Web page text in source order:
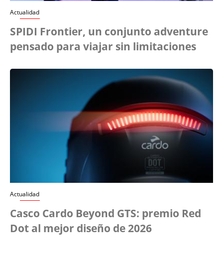
Actualidad
SPIDI Frontier, un conjunto adventure
pensado para viajar sin limitaciones
Actualidad
Casco Cardo Beyond GTS: premio Red
Dot al mejor diseño de 2026